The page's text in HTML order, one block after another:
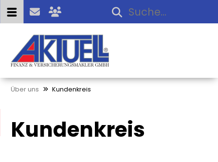
Über uns Kundenkreis
Kundenkreis